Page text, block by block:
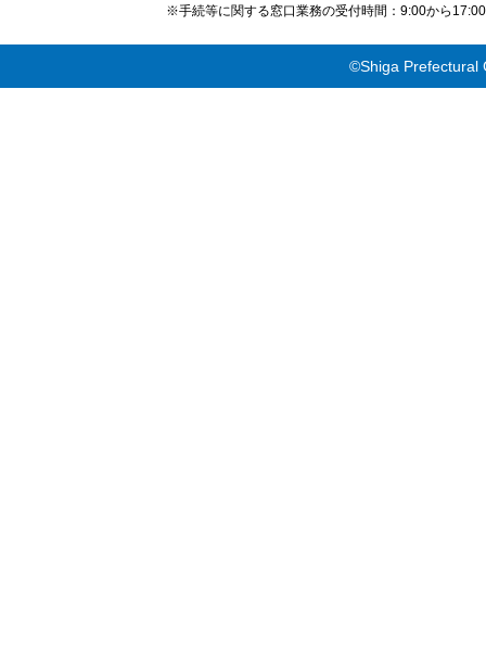
※手続等に関する窓口業務の受付時間：9:00から
©Shiga Prefectural